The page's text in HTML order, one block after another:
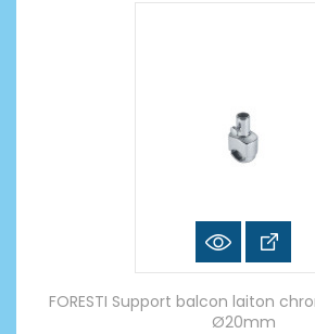
FORESTI Support balcon laiton
Ø20mm